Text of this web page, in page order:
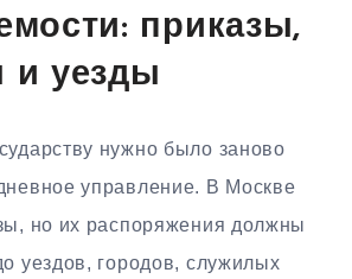
приказы,
и уезды
нужно было заново
управление. В Москве
но их распоряжения должны
уездов, городов, служилых